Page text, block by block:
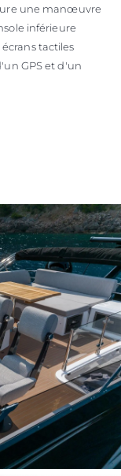
une manœuvre
inférieure
tactiles
GPS et d'un